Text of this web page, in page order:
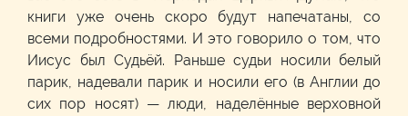
книги уже очень скоро будут напечатаны, со
всеми подробностями. И это говорило о том, что
Иисус был Судьёй. Раньше судьи носили белый
парик, надевали парик и носили его (в Англии до
сих пор носят) — люди, наделённые верховной